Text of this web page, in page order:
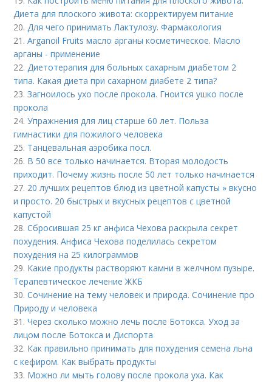
Диета для плоского живота: скорректируем питание
20.Для чего принимать Лактулозу. Фармакология
21.Arganoil Fruits масло арганы косметическое. Масло
арганы - применение
22.Диетотерапия для больных сахарным диабетом 2
типа. Какая диета при сахарном диабете 2 типа?
23.Загноилось ухо после прокола. Гноится ушко после
прокола
24.Упражнения для лиц старше 60 лет. Польза
гимнастики для пожилого человека
25. Танцевальная аэробика посл.
26. В 50 все только начинается. Вторая молодость
приходит. Почему жизнь после 50 лет только начинается
27. 20 лучших рецептов блюд из цветной капусты » вкусно
и просто. 20 быстрых и вкусных рецептов с цветной
капустой
28.Сбросившая 25 кг анфиса Чехова раскрыла секрет
похудения. Анфиса Чехова поделилась секретом
похудения на 25 килограммов
29. Какие продукты растворяют камни в желчном пузыре.
Терапевтическое лечение ЖКБ
30.Сочинение на тему человек и природа. Сочинение про
Природу и человека
31.Через сколько можно лечь после Ботокса. Уход за
лицом после Ботокса и Диспорта
32. Как правильно принимать для похудения семена льна
с кефиром. Как выбрать продукты
33. Можно ли мыть голову после прокола уха. Как